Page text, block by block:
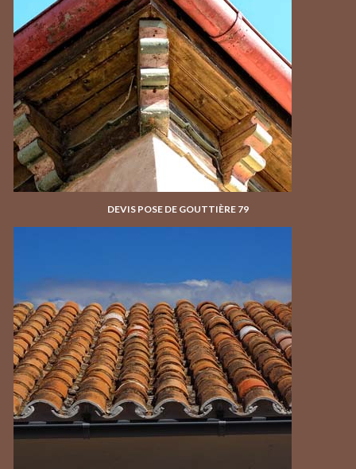
DEVIS POSE DE GOUTTIÈRE 79